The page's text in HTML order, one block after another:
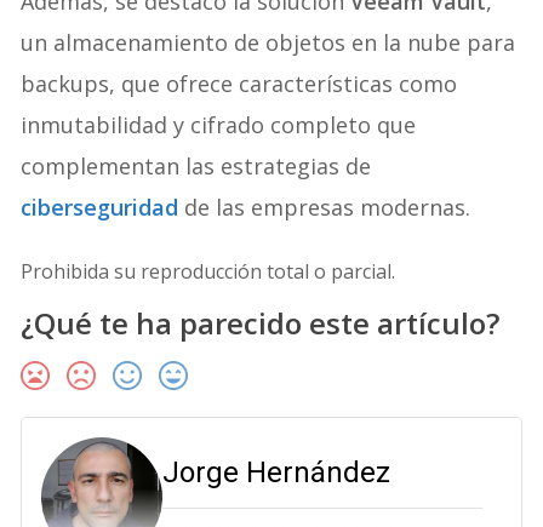
un almacenamiento de objetos en la nube para
backups, que ofrece características como
inmutabilidad y cifrado completo que
complementan las estrategias de
ciberseguridad de las empresas modernas.
Prohibida su reproducción total o parcial.
¿Qué te ha parecido este artículo?
Jorge Hernández